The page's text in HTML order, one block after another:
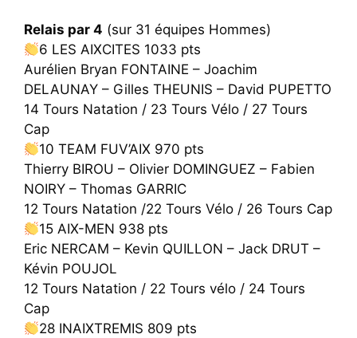
Relais par 4 (sur 31 équipes Hommes)
6 LES AIXCITES 1033 pts
Aurélien Bryan FONTAINE – Joachim
DELAUNAY – Gilles THEUNIS – David PUPETTO
14 Tours Natation / 23 Tours Vélo / 27 Tours
Cap
10 TEAM FUV’AIX 970 pts
Thierry BIROU – Olivier DOMINGUEZ – Fabien
NOIRY – Thomas GARRIC
12 Tours Natation /22 Tours Vélo / 26 Tours Cap
15 AIX-MEN 938 pts
Eric NERCAM – Kevin QUILLON – Jack DRUT –
Kévin POUJOL
12 Tours Natation / 22 Tours vélo / 24 Tours
Cap
28 INAIXTREMIS 809 pts